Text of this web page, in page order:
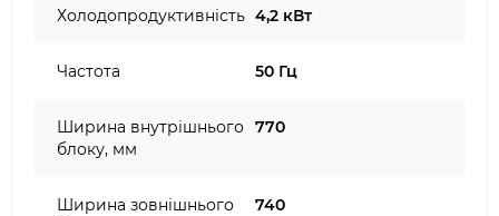
Холодопродуктивність 4,2 кВт
Частота 50 Гц
Ширина внутрішнього
блоку, мм
770
Ширина зовнішнього
740